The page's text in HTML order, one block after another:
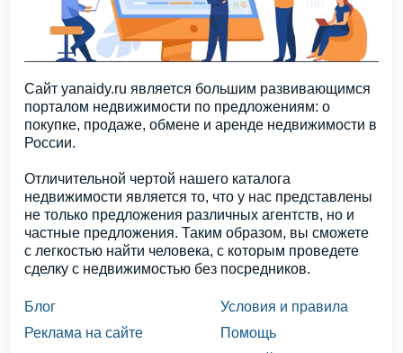
Сайт yanaidy.ru является большим развивающимся
порталом недвижимости по предложениям: о
покупке, продаже, обмене и аренде недвижимости в
России.
Отличительной чертой нашего каталога
недвижимости является то, что у нас представлены
не только предложения различных агентств, но и
частные предложения. Таким образом, вы сможете
с легкостью найти человека, с которым проведете
сделку с недвижимостью без посредников.
Блог
Условия и правила
Реклама на сайте
Помощь